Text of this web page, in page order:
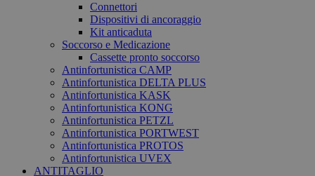
Connettori
Dispositivi di ancoraggio
Kit anticaduta
Soccorso e Medicazione
Cassette pronto soccorso
Antinfortunistica CAMP
Antinfortunistica DELTA PLUS
Antinfortunistica KASK
Antinfortunistica KONG
Antinfortunistica PETZL
Antinfortunistica PORTWEST
Antinfortunistica PROTOS
Antinfortunistica UVEX
ANTITAGLIO